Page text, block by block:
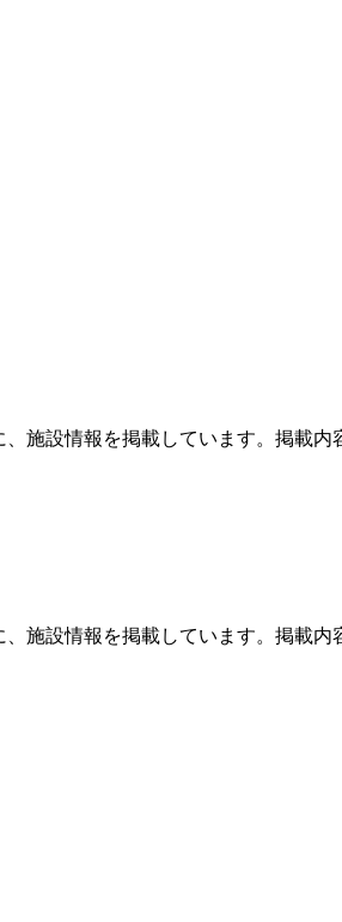
施設情報を掲載しています。掲載
施設情報を掲載しています。掲載